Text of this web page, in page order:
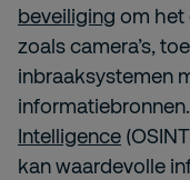
beveiliging om het
zoals camera’s,
inbraaksystemen
informatiebronnen.
Intelligence
kan waardevolle